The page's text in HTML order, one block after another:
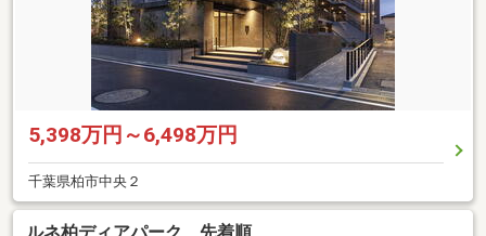
5,398万円～6,498万円
千葉県柏市中央２